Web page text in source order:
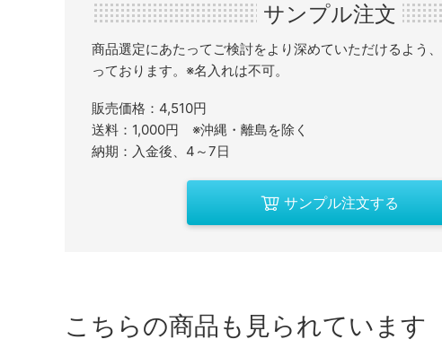
サンプル注文
商品選定にあたってご検討をより深めていただけるよう
っております。※名入れは不可。
販売価格：4,510円
送料：1,000円 ※沖縄・離島を除く
納期：入金後、4～7日
サンプル注文する
こちらの商品も見られています